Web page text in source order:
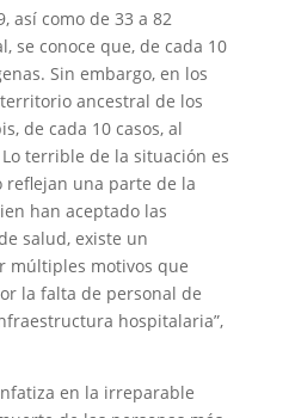
así como de 33 a 82
se conoce que, de cada 10
Sin embargo, en los
ancestral de los
de cada 10 casos, al
terrible de la situación es
reflejan una parte de la
han aceptado las
salud, existe un
múltiples motivos que
la falta de personal de
hospitalaria”,
en la irreparable